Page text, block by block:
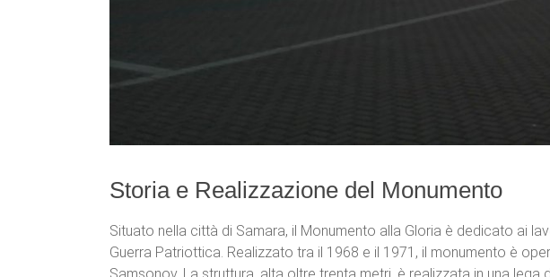
Storia e Realizzazione del Monumento
Situato nella città di Samara, il Monumento alla Gloria è dedicato ai
Guerra Patriottica. Realizzato tra il 1968 e il 1971, il monumento è